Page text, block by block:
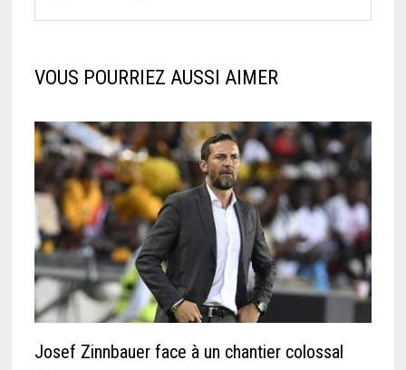
VOUS POURRIEZ AUSSI AIMER
Josef Zinnbauer face à un chantier colossal